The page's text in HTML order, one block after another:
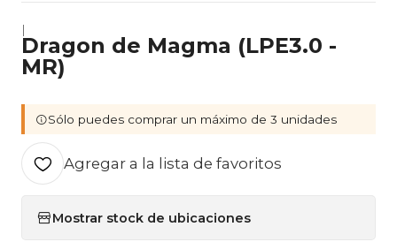
|
Dragon de Magma (LPE3.0 -
MR)
Sólo puedes comprar un máximo de 3 unidades
Agregar a la lista de favoritos
Mostrar stock de ubicaciones